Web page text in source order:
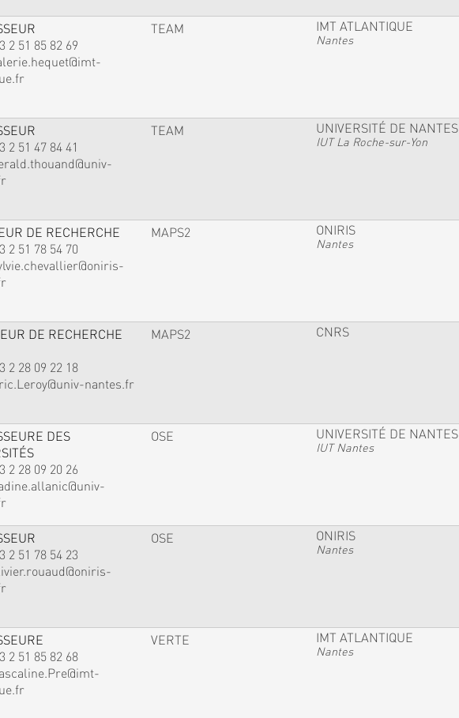
2 51 85 82 69
TEAM IMT ATLANTIQUE
Nantes
2 51 47 84 41
TEAM UNIVERSITÉ DE NANTES
IUT La Roche-sur-Yon
DE RECHERCHE
2 51 78 54 70
MAPS2 ONIRIS
Nantes
DE RECHERCHE
2 28 09 22 18
nantes.fr
MAPS2 CNRS
DES
2 28 09 20 26
OSE UNIVERSITÉ DE NANTES
IUT Nantes
2 51 78 54 23
OSE ONIRIS
Nantes
2 51 85 82 68
VERTE IMT ATLANTIQUE
Nantes